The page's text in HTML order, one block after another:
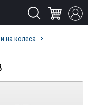
на колеса